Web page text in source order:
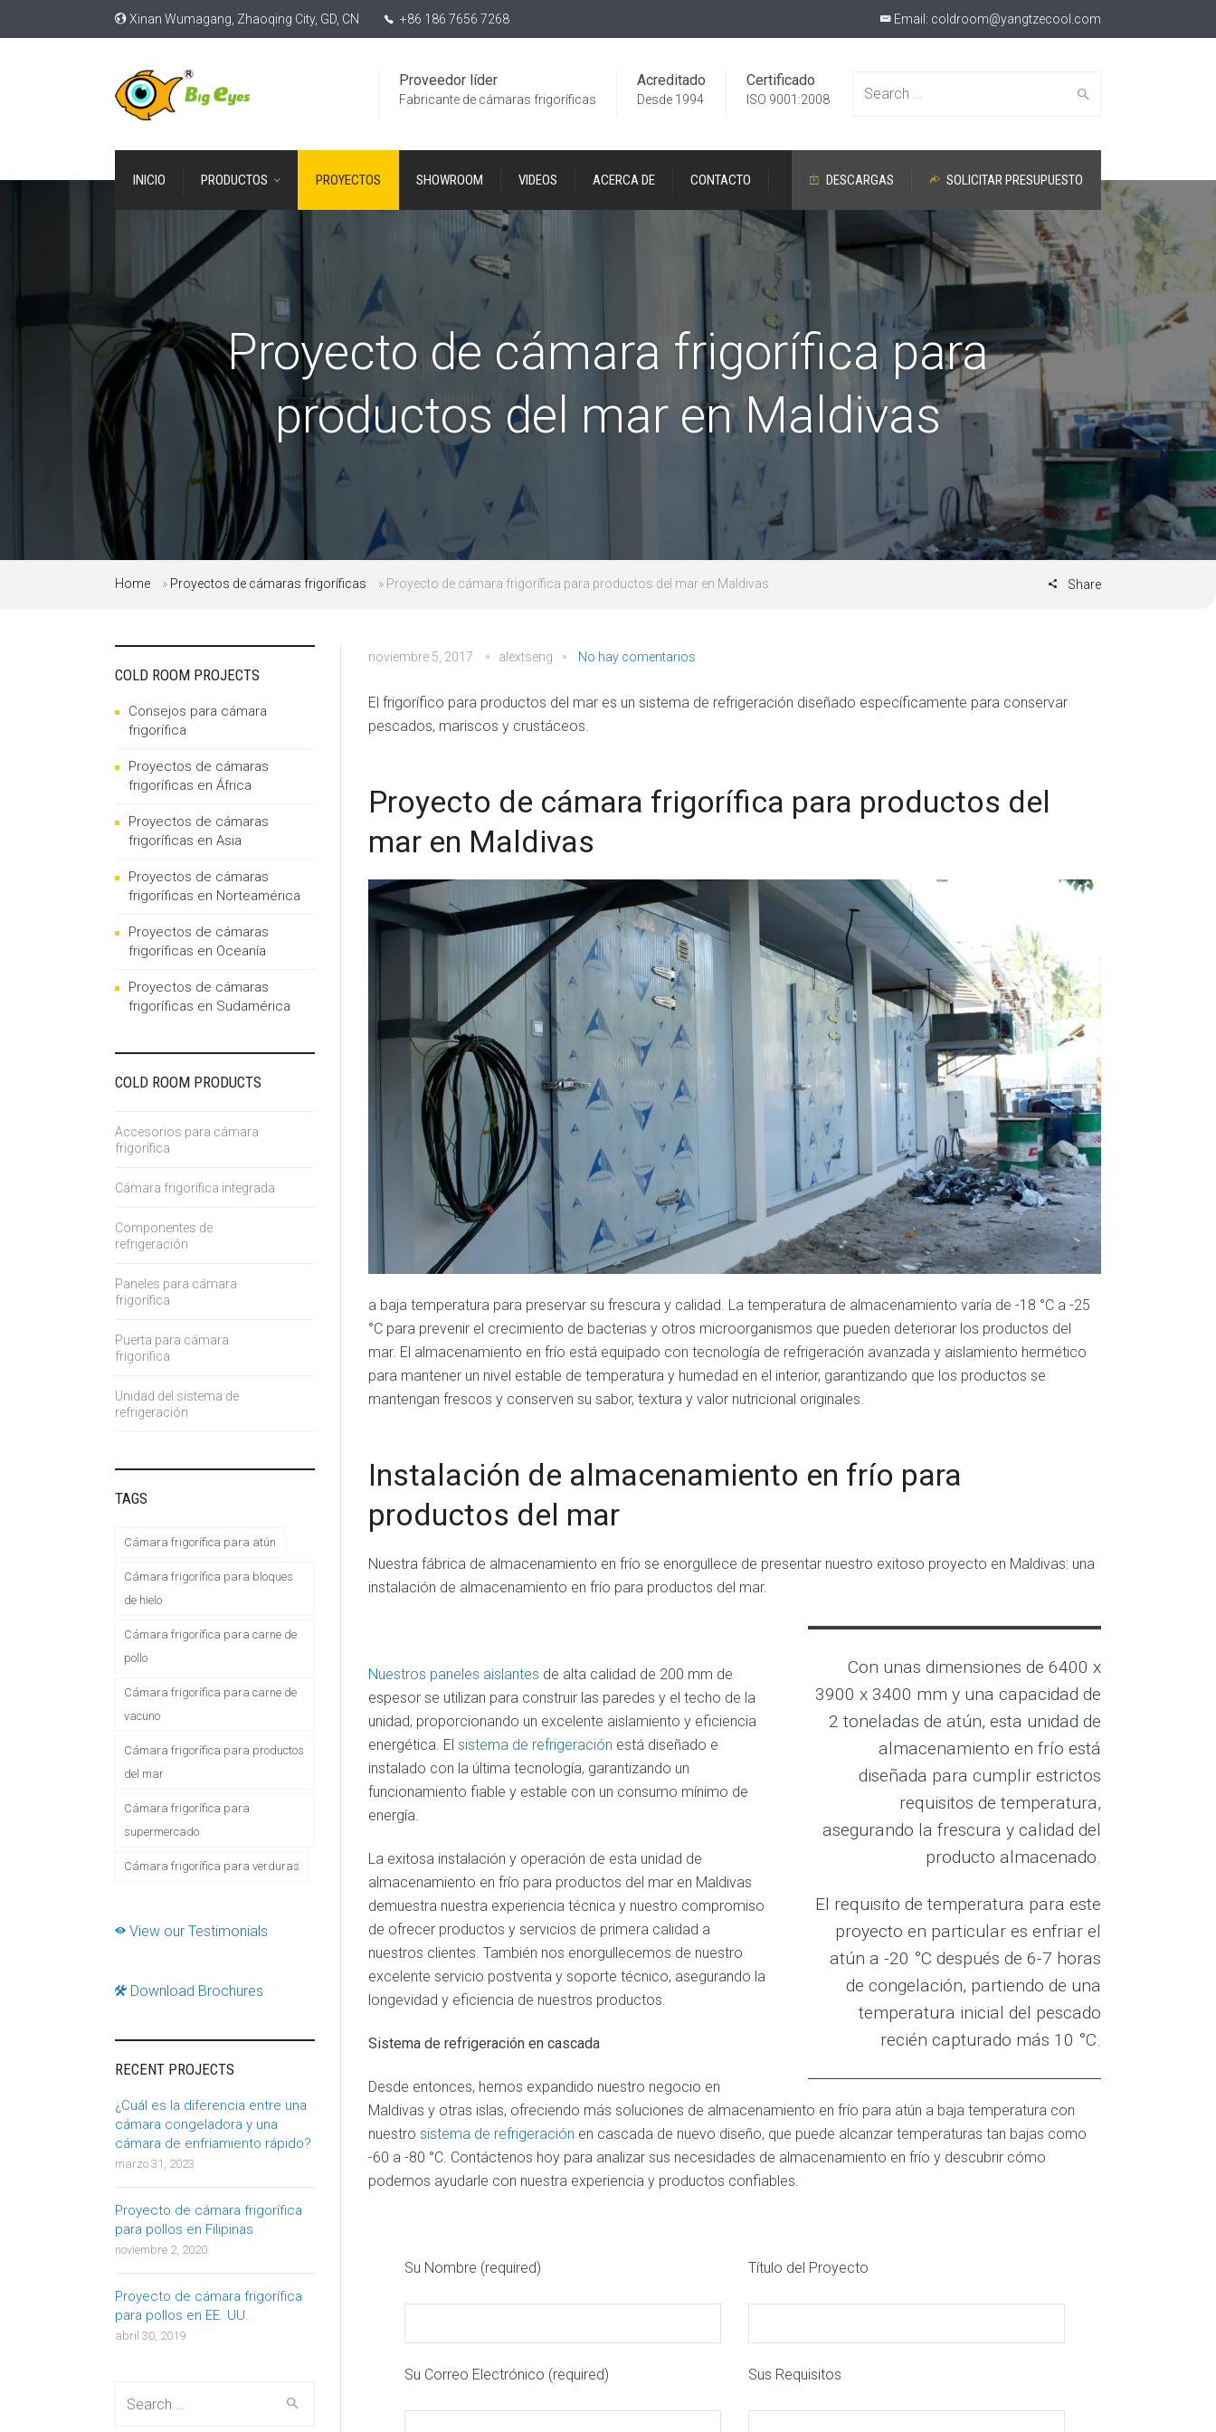
Xinan Wumagang, Zhaoqing City, GD, CN +86 186 7656 7268 Email: coldroom@yangtzecool.com
Search
for:
Certificado
ISO 9001:2008
Acreditado
Desde 1994
Proveedor líder
Fabricante de cámaras frigoríficas
INICIO PRODUCTOS PROYECTOS SHOWROOM VIDEOS ACERCA DE CONTACTO SOLICITAR PRESUPUESTO
DESCARGAS
Proyecto de cámara frigorífica para
productos del mar en Maldivas
Home » Proyectos de cámaras frigoríficas » Proyecto de cámara frigorífica para productos del mar en Maldivas Share
noviembre 5, 2017 alextseng No hay comentarios
El frigorífico para productos del mar es un sistema de refrigeración diseñado específicamente para conservar
pescados, mariscos y crustáceos.
Proyecto de cámara frigorífica para productos del
mar en Maldivas
a baja temperatura para preservar su frescura y calidad. La temperatura de almacenamiento varía de -18 °C a -25
°C para prevenir el crecimiento de bacterias y otros microorganismos que pueden deteriorar los productos del
mar. El almacenamiento en frío está equipado con tecnología de refrigeración avanzada y aislamiento hermético
para mantener un nivel estable de temperatura y humedad en el interior, garantizando que los productos se
mantengan frescos y conserven su sabor, textura y valor nutricional originales.
Instalación de almacenamiento en frío para
productos del mar
Nuestra fábrica de almacenamiento en frío se enorgullece de presentar nuestro exitoso proyecto en Maldivas: una
instalación de almacenamiento en frío para productos del mar.
Con unas dimensiones de 6400 x
3900 x 3400 mm y una capacidad de
2 toneladas de atún, esta unidad de
almacenamiento en frío está
diseñada para cumplir estrictos
requisitos de temperatura,
asegurando la frescura y calidad del
producto almacenado.
El requisito de temperatura para este
proyecto en particular es enfriar el
atún a -20 °C después de 6-7 horas
de congelación, partiendo de una
temperatura inicial del pescado
recién capturado más 10 °C.
Nuestros paneles aislantes de alta calidad de 200 mm de
espesor se utilizan para construir las paredes y el techo de la
unidad, proporcionando un excelente aislamiento y eficiencia
energética. El sistema de refrigeración está diseñado e
instalado con la última tecnología, garantizando un
funcionamiento fiable y estable con un consumo mínimo de
energía.
La exitosa instalación y operación de esta unidad de
almacenamiento en frío para productos del mar en Maldivas
demuestra nuestra experiencia técnica y nuestro compromiso
de ofrecer productos y servicios de primera calidad a
nuestros clientes. También nos enorgullecemos de nuestro
excelente servicio postventa y soporte técnico, asegurando la
longevidad y eficiencia de nuestros productos.
Sistema de refrigeración en cascada
Desde entonces, hemos expandido nuestro negocio en
Maldivas y otras islas, ofreciendo más soluciones de almacenamiento en frío para atún a baja temperatura con
nuestro sistema de refrigeración en cascada de nuevo diseño, que puede alcanzar temperaturas tan bajas como
-60 a -80 °C. Contáctenos hoy para analizar sus necesidades de almacenamiento en frío y descubrir cómo
podemos ayudarle con nuestra experiencia y productos confiables.
Su Nombre (required)
Su Correo Electrónico (required)
Título del Proyecto
Sus Requisitos
COLD ROOM PROJECTS
Consejos para cámara
frigorífica
Proyectos de cámaras
frigoríficas en África
Proyectos de cámaras
frigoríficas en Asia
Proyectos de cámaras
frigoríficas en Norteamérica
Proyectos de cámaras
frigoríficas en Oceanía
Proyectos de cámaras
frigoríficas en Sudamérica
COLD ROOM PRODUCTS
Accesorios para cámara
frigorífica
Cámara frigorífica integrada
Componentes de
refrigeración
Paneles para cámara
frigorífica
Puerta para cámara
frigorífica
Unidad del sistema de
refrigeración
TAGS
Cámara frigorífica para atún
Cámara frigorífica para bloques
de hielo
Cámara frigorífica para carne de
pollo
Cámara frigorífica para carne de
vacuno
Cámara frigorífica para productos
del mar
Cámara frigorífica para
supermercado
Cámara frigorífica para verduras
View our Testimonials
Download Brochures
RECENT PROJECTS
¿Cuál es la diferencia entre una
cámara congeladora y una
cámara de enfriamiento rápido?
marzo 31, 2023
Proyecto de cámara frigorífica
para pollos en Filipinas
noviembre 2, 2020
Proyecto de cámara frigorífica
para pollos en EE. UU.
abril 30, 2019